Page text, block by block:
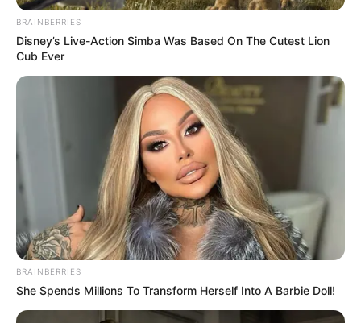
BRAINBERRIES
Disney’s Live-Action Simba Was Based On The Cutest Lion
Cub Ever
BRAINBERRIES
She Spends Millions To Transform Herself Into A Barbie Doll!